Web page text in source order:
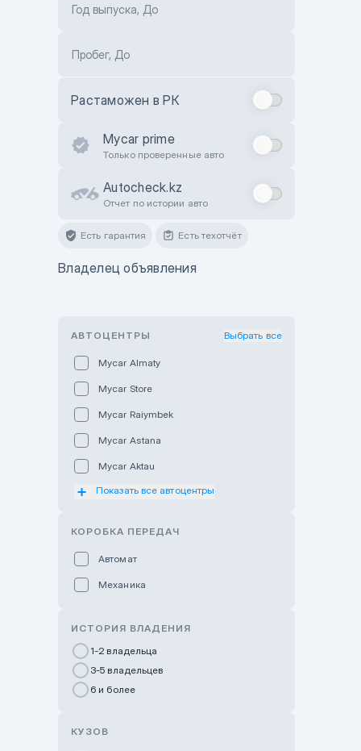
Год выпуска, До
Пробег, До
Растаможен в РК
Mycar prime
Только проверенные авто
Autocheck.kz
Отчет по истории авто
Есть гарантия Есть техотчёт
Владелец объявления
АВТОЦЕНТРЫ Выбрать все
Mycar Almaty
Mycar Store
Mycar Raiymbek
Mycar Astana
Mycar Aktau
Mycar Uralsk
GWM Nurly Zhol
Chery Astana
Показать все автоцентры
КОРОБКА ПЕРЕДАЧ
Автомат
Механика
ИСТОРИЯ ВЛАДЕНИЯ
1-2 владельца
3-5 владельцев
6 и более
КУЗОВ